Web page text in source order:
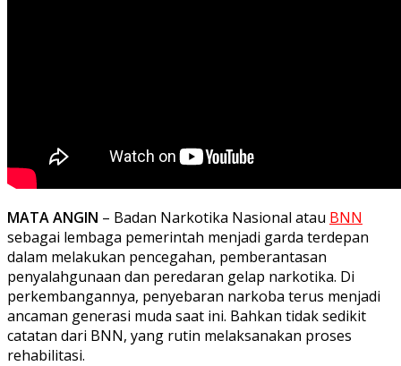
MATA ANGIN – Badan Narkotika Nasional atau BNN
sebagai lembaga pemerintah menjadi garda terdepan
dalam melakukan pencegahan, pemberantasan
penyalahgunaan dan peredaran gelap narkotika. Di
perkembangannya, penyebaran narkoba terus menjadi
ancaman generasi muda saat ini. Bahkan tidak sedikit
catatan dari BNN, yang rutin melaksanakan proses
rehabilitasi.